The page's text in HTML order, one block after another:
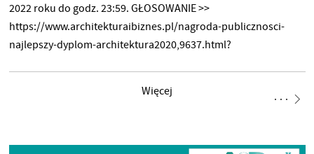
2022 roku do godz. 23:59. GŁOSOWANIE >>
https://www.architekturaibiznes.pl/nagroda-publicznosci-
najlepszy-dyplom-architektura2020,9637.html?
Więcej